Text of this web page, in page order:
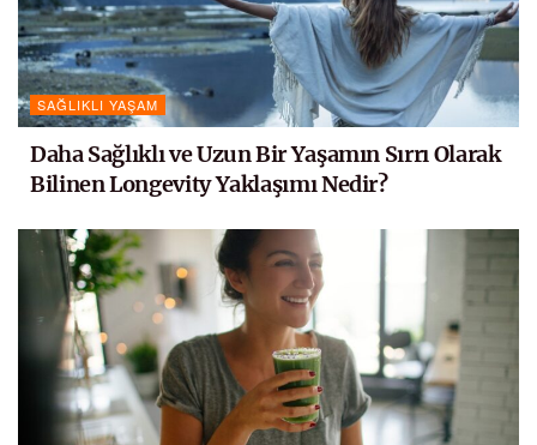
SAĞLIKLI YAŞAM
Daha Sağlıklı ve Uzun Bir Yaşamın Sırrı Olarak
Bilinen Longevity Yaklaşımı Nedir?